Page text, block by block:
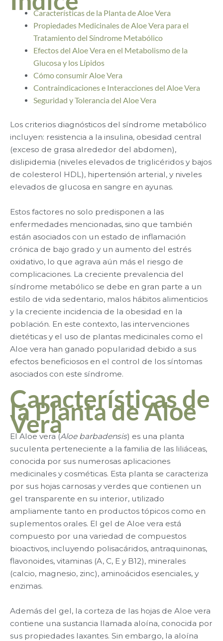
Características de la Planta de Aloe Vera
Propiedades Medicinales de Aloe Vera para el
Tratamiento del Síndrome Metabólico
Efectos del Aloe Vera en el Metabolismo de la
Glucosa y los Lípidos
Cómo consumir Aloe Vera
Contraindicaciones e Interacciones del Aloe Vera
Seguridad y Tolerancia del Aloe Vera
Los criterios diagnósticos del síndrome metabólico
incluyen: resistencia a la insulina, obesidad central
(exceso de grasa alrededor del abdomen),
dislipidemia (niveles elevados de triglicéridos y bajos
de colesterol HDL), hipertensión arterial, y niveles
elevados de glucosa en sangre en ayunas.
Estos factores no solo predisponen a las
enfermedades mencionadas, sino que también
están asociados con un estado de inflamación
crónica de bajo grado y un aumento del estrés
oxidativo, lo que agrava aún más el riesgo de
complicaciones. La creciente prevalencia del
síndrome metabólico se debe en gran parte a un
estilo de vida sedentario, malos hábitos alimenticios
y la creciente incidencia de la obesidad en la
población. En este contexto, las intervenciones
dietéticas y el uso de plantas medicinales como el
Aloe vera han ganado popularidad debido a sus
efectos beneficiosos en el control de los síntomas
asociados con este síndrome.
Características de
la Planta de Aloe
Vera
El Aloe vera (Aloe barbadensis) es una planta
suculenta perteneciente a la familia de las liliáceas,
conocida por sus numerosas aplicaciones
medicinales y cosméticas. Esta planta se caracteriza
por sus hojas carnosas y verdes que contienen un
gel transparente en su interior, utilizado
ampliamente tanto en productos tópicos como en
suplementos orales. El gel de Aloe vera está
compuesto por una variedad de compuestos
bioactivos, incluyendo polisacáridos, antraquinonas,
flavonoides, vitaminas (A, C, E y B12), minerales
(calcio, magnesio, zinc), aminoácidos esenciales, y
enzimas.
Además del gel, la corteza de las hojas de Aloe vera
contiene una sustancia llamada aloína, conocida por
sus propiedades laxantes. Sin embargo, la aloína